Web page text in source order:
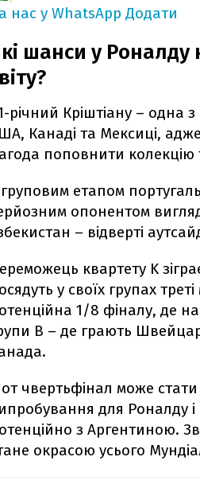
нас у WhatsApp Додати
шанси у Роналду
річний Кріштіану – одна
Канаді та Мексиці,
поповнити колекцію
етапом
опонентом
– відверті
квартету K
у своїх групах
1/8 фіналу, де
B – де грають
чвертьфінал може
для Роналду і
з Аргентиною.
окрасою усього